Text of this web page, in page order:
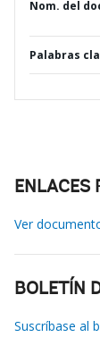
Nom. del
Palabras
ENLACES
Ver
BOLETÍN
Suscríbase al